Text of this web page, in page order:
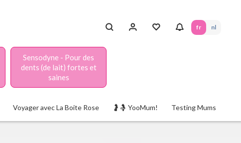
fr nl
Sensodyne - Pour des
dents (de lait) fortes et
saines
Voyager avec La Boite Rose 🤰🤱 YooMum! Testing Mums